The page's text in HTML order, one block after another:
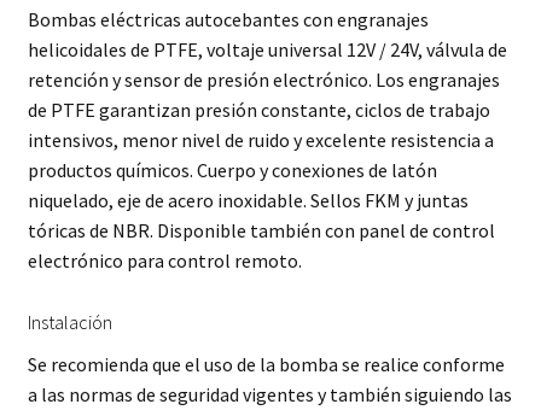
Bombas eléctricas autocebantes con engranajes
helicoidales de PTFE, voltaje universal 12V / 24V, válvula de
retención y sensor de presión electrónico. Los engranajes
de PTFE garantizan presión constante, ciclos de trabajo
intensivos, menor nivel de ruido y excelente resistencia a
productos químicos. Cuerpo y conexiones de latón
niquelado, eje de acero inoxidable. Sellos FKM y juntas
tóricas de NBR. Disponible también con panel de control
electrónico para control remoto.
Instalación
Se recomienda que el uso de la bomba se realice conforme
a las normas de seguridad vigentes y también siguiendo las